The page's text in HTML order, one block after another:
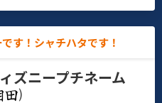
す！シャチハタです！
ズニープチネーム
)